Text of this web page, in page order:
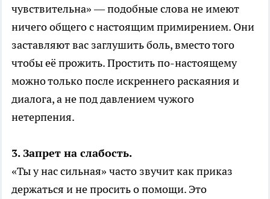
чувствительна» — подобные слова не имеют
ничего общего с настоящим примирением. Они
заставляют вас заглушить боль, вместо того
чтобы её прожить. Простить по-настоящему
можно только после искреннего раскаяния и
диалога, а не под давлением чужого
нетерпения.
3. Запрет на слабость.
«Ты у нас сильная» часто звучит как приказ
держаться и не просить о помощи. Это